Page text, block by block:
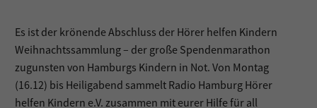
Es ist der krönende Abschluss der Hörer helfen Kindern
Weihnachtssammlung – der große Spendenmarathon
zugunsten von Hamburgs Kindern in Not. Von Montag
(16.12) bis Heiligabend sammelt Radio Hamburg Hörer
helfen Kindern e.V. zusammen mit eurer Hilfe für all